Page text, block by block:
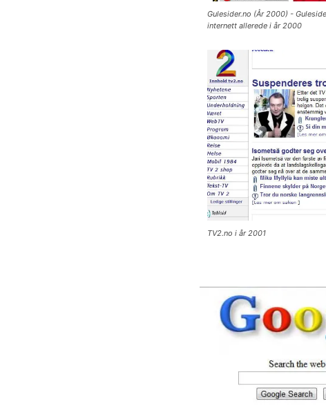
Gulesider.no (År 2000) -
internett allerede i år 2000
TV2.no i år 2001